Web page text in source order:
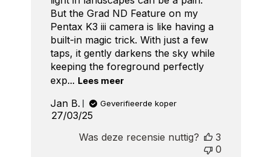
But the Grad ND Feature on my
Pentax K3 iii camera is like having a
built-in magic trick. With just a few
taps, it gently darkens the sky while
keeping the foreground perfectly
exp... Lees meer
Jan B. Geverifieerde koper
Published
27/03/25
Was deze recensie nuttig?
3
0